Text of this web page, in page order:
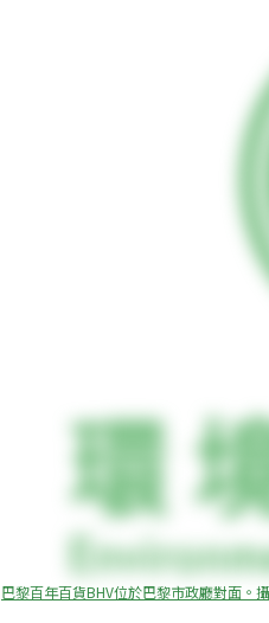
巴黎百年百貨BHV位於巴黎市政廳對面。